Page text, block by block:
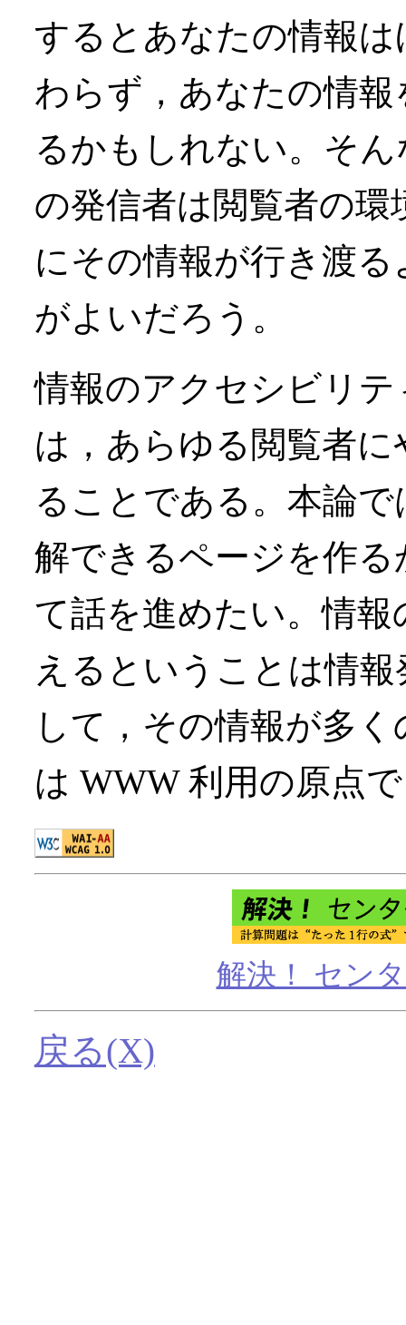
するとあなたの情報
わらず，あなたの情
るかもしれない。そ
の発信者は閲覧者の
にその情報が行き渡
がよいだろう。
情報のアクセシビリ
は，あらゆる閲覧者
ることである。本論
解できるページを作
て話を進めたい。情
えるということは情
して，その情報が多
は WWW 利用の原点
解決！ セン
戻る(X)